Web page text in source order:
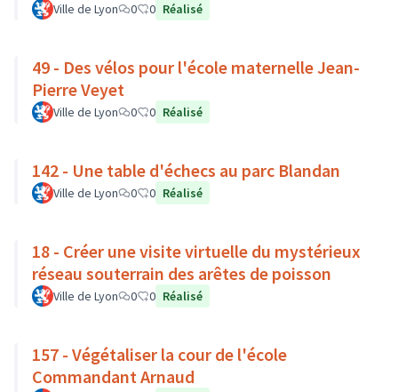
Ville de Lyon 0 0 Réalisé
49 - Des vélos pour l'école maternelle Jean-
Pierre Veyet
Ville de Lyon 0 0 Réalisé
142 - Une table d'échecs au parc Blandan
Ville de Lyon 0 0 Réalisé
18 - Créer une visite virtuelle du mystérieux
réseau souterrain des arêtes de poisson
Ville de Lyon 0 0 Réalisé
157 - Végétaliser la cour de l'école
Commandant Arnaud